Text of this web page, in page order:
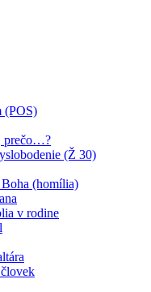
(POS)
prečo…?
(Ž 30)
(homília)
v rodine